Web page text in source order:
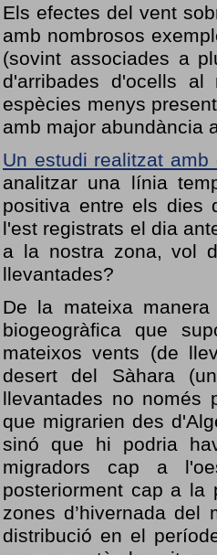
Els efectes del vent
amb nombrosos
(sovint associades a
d'arribades d'ocells
espècies menys
amb major abundància
Un estudi realitzat amb
analitzar una línia
positiva entre els dies
l'est registrats el dia
a la nostra zona, vol
llevantades?
De la mateixa
biogeogràfica que
mateixos vents (de
desert del Sàhara
llevantades no només
que migrarien des
sinó que hi podria
migradors cap a
posteriorment cap a la
zones d’hivernada
distribució en el